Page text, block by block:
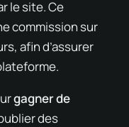
le site. Ce
commission sur
afin d’assurer
gagner de
des